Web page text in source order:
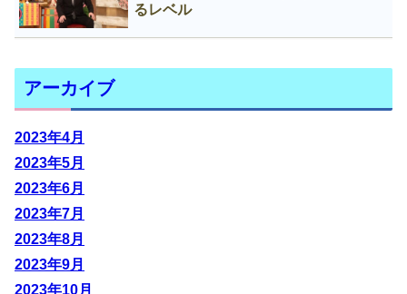
るレベル
アーカイブ
2023年4月
2023年5月
2023年6月
2023年7月
2023年8月
2023年9月
2023年10月